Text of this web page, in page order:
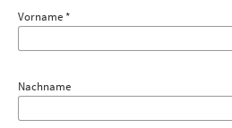
Vorname *
Nachname